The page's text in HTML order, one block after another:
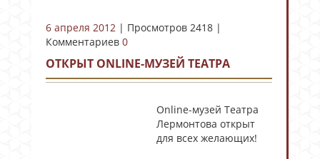
6 апреля 2012 | Просмотров 2418 |
Комментариев 0
ОТКРЫТ ONLINE-МУЗЕЙ ТЕАТРА
Online-музей Театра
Лермонтова открыт
для всех желающих!